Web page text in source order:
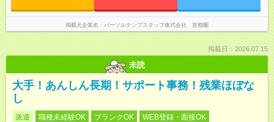
掲載元企業名 パーソルテンプスタッフ株式会社 首都圏
掲載日：2026.07.15
未読
大手！あんしん長期！サポート事務！残業ほぼな
し
派遣 職種未経験OK ブランクOK WEB登録・面接OK